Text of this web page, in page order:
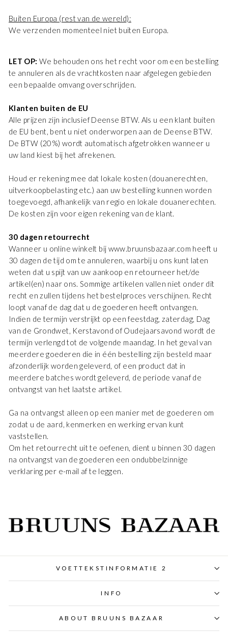
Danmark - DK
EU - EU EUR
Nederlands - NLEUR
Deutschland - DE
Buiten Europa (rest van de wereld):
We verzenden momenteel niet buiten Europa.
LET OP: We behouden ons het recht voor om een ​​bestelling
te annuleren als de vrachtkosten naar afgelegen gebieden
een bepaalde omvang overschrijden.
Klanten buiten de EU
Alle prijzen zijn inclusief Deense BTW. Als u een klant buiten
de EU bent, bent u niet onderworpen aan de Deense BTW.
De BTW (20%) wordt automatisch afgetrokken wanneer u
uw land kiest bij het afrekenen.
Houd er rekening mee dat lokale kosten (douanerechten,
uitverkoopbelasting etc.) aan uw bestelling kunnen worden
toegevoegd, afhankelijk van regio en lokale douanerechten.
De kosten zijn voor eigen rekening van de klant.
30 dagen retourrecht
Wanneer u online winkelt bij www.bruunsbazaar.com heeft u
30 dagen de tijd om te annuleren, waarbij u ons kunt laten
weten dat u spijt van uw aankoop en retourneer het/de
artikel(en) naar ons. Sommige artikelen vallen niet onder dit
recht en zullen tijdens het bestelproces verschijnen. Recht
loopt vanaf de dag dat u de goederen heeft ontvangen.
Indien de termijn verstrijkt op een feestdag, zaterdag, Dag
van de Grondwet, Kerstavond of Oudejaarsavond wordt de
termijn verlengd tot de volgende maandag. In het geval van
meerdere goederen die in één bestelling zijn besteld maar
afzonderlijk worden geleverd, of een product dat in
meerdere batches wordt geleverd, de periode vanaf de
ontvangst van het laatste artikel.
Ga na ontvangst alleen op een manier met de goederen om
zodat u de aard, kenmerken en werking ervan kunt
vaststellen.
Om het retourrecht uit te oefenen, dient u binnen 30 dagen
na ontvangst van de goederen een ondubbelzinnige
verklaring per e-mail af te leggen.
VOETTEKSTINFORMATIE 2
INFO
ABOUT BRUUNS BAZAAR
KRIJG 10% KORTING OP JE EERSTE
BESTELLING
Word lid van het BRUUNS BAZAAR-universum en ontvang
het laatste nieuws, exclusieve voorverkopen en geweldige
aanbiedingen direct in je inbox.
FIRST NAME
VERJAARDAG
ABONNEREN
*Door je aan te melden voor onze nieuwsbrief accepteer je ons